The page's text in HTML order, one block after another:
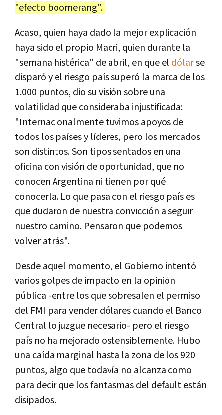
"efecto boomerang".
Acaso, quien haya dado la mejor explicación
haya sido el propio Macri, quien durante la
"semana histérica" de abril, en que el dólarse
disparó y el riesgo país superó la marca de los
1.000 puntos, dio su visión sobre una
volatilidad que consideraba injustificada:
"Internacionalmente tuvimos apoyos de
todos los países y líderes, pero los mercados
son distintos. Son tipos sentados en una
oficina con visión de oportunidad, que no
conocen Argentina ni tienen por qué
conocerla. Lo que pasa con el riesgo país es
que dudaron de nuestra convicción a seguir
nuestro camino. Pensaron que podemos
volver atrás".
Desde aquel momento, el Gobierno intentó
varios golpes de impacto en la opinión
pública -entre los que sobresalen el permiso
del FMI para vender dólares cuando el Banco
Central lo juzgue necesario- pero el riesgo
país no ha mejorado ostensiblemente. Hubo
una caída marginal hasta la zona de los 920
puntos, algo que todavía no alcanza como
para decir que los fantasmas del default están
disipados.